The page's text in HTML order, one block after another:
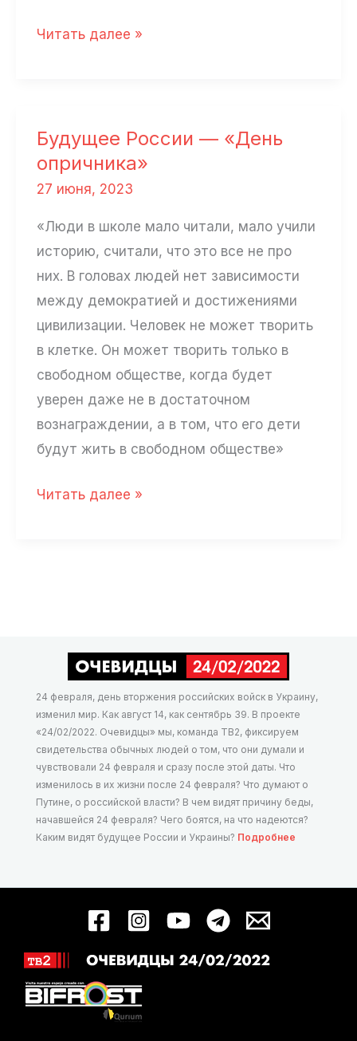
Сергей
с
молчаливого
согласия
не
только
в
России,
но
и
во
всем
мире»
Читать далее »
Будущее России — «День
опричника»
27 июня, 2023
«Люди в школе мало читали, мало учили
историю, считали, что это все не про
них. В головах людей нет зависимости
между демократией и достижениями
цивилизации. Человек не может творить
в клетке. Он может творить только в
свободном обществе, когда будет
уверен даже не в достаточном
вознаграждении, а в том, что его дети
будут жить в свободном обществе»
Будущее
Читать далее »
24 февраля, день вторжения российских войск в Украину,
изменил мир. Как август 14, как сентябрь 39. В проекте
«24/02/2022. Очевидцы» мы, команда ТВ2, фиксируем
свидетельства обычных людей о том, что они думали и
чувствовали 24 февраля и сразу после этой даты. Что
изменилось в их жизни после 24 февраля? Что думают о
Путине, о российской власти? В чем видят причину беды,
начавшейся 24 февраля? Чего боятся, на что надеются?
Каким видят будущее России и Украины? Подробнее